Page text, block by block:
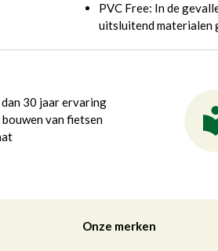
PVC Free: In de
uitsluitend materialen
30 jaar ervaring
bouwen van fietsen
Onze merken